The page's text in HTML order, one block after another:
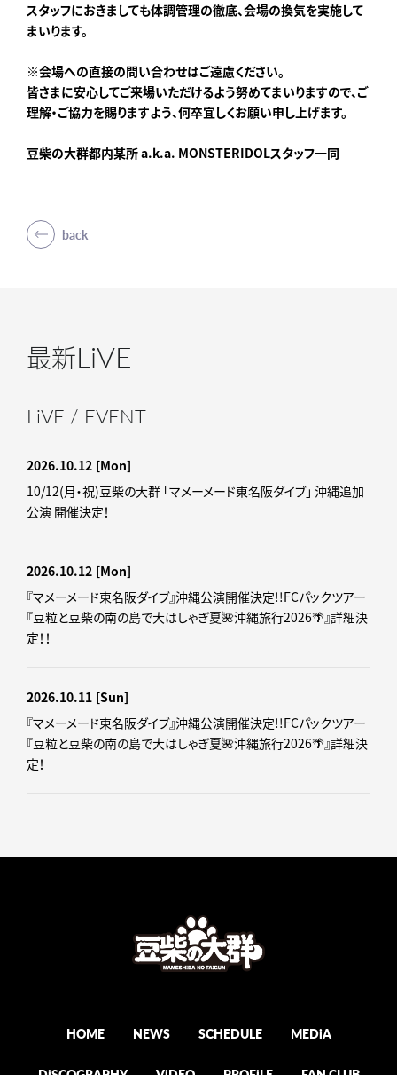
スタッフにおきましても体調管理の徹底、会場の換気を実施して
まいります。
※会場への直接の問い合わせはご遠慮ください。
皆さまに安心してご来場いただけるよう努めてまいりますので、ご
理解・ご協力を賜りますよう、何卒宜しくお願い申し上げます。
豆柴の大群都内某所 a.k.a. MONSTERIDOLスタッフ一同
back
最新LiVE
LiVE / EVENT
2026.10.12 [Mon]
10/12(月・祝)豆柴の大群 「マメーメード東名阪ダイブ」 沖縄追加
公演 開催決定！
2026.10.12 [Mon]
『マメーメード東名阪ダイブ』沖縄公演開催決定!!FCパックツアー
『豆粒と豆柴の南の島で大はしゃぎ夏🌺沖縄旅行2026🌴』詳細決
定！！
2026.10.11 [Sun]
『マメーメード東名阪ダイブ』沖縄公演開催決定!!FCパックツアー
『豆粒と豆柴の南の島で大はしゃぎ夏🌺沖縄旅行2026🌴』詳細決
定！
HOME NEWS SCHEDULE MEDiA